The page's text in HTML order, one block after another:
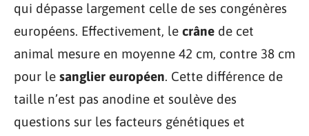
qui dépasse largement celle de ses congénères
européens. Effectivement, le crâne de cet
animal mesure en moyenne 42 cm, contre 38 cm
pour le sanglier européen. Cette différence de
taille n’est pas anodine et soulève des
questions sur les facteurs génétiques et